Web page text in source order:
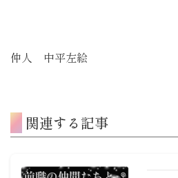
仲人 中平左絵
関連する記事